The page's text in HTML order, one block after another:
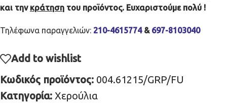
και την κράτηση του προϊόντος. Ευχαριστούμε πολύ !
Τηλέφωνα παραγγελιών: 210-4615774& 697-8103040
Add to wishlist
Κωδικός προϊόντος: 004.61215/GRP/FU
Κατηγορία: Χερούλια